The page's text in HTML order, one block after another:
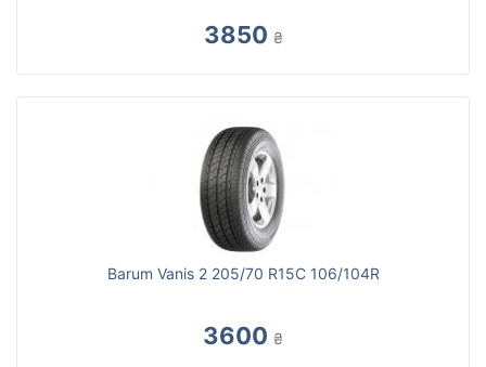
3850 ₴
Barum Vanis 2 205/70 R15C 106/104R
3600 ₴